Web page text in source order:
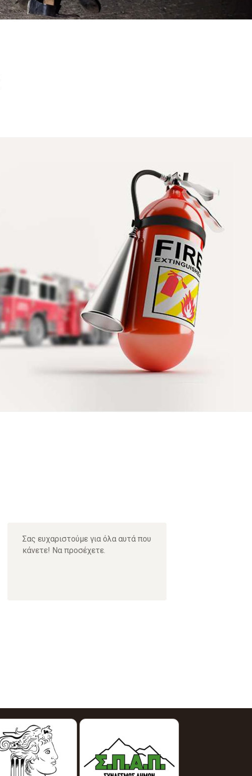
Σας ευχαριστούμε για όλα αυτά που
κάνετε! Να προσέχετε.